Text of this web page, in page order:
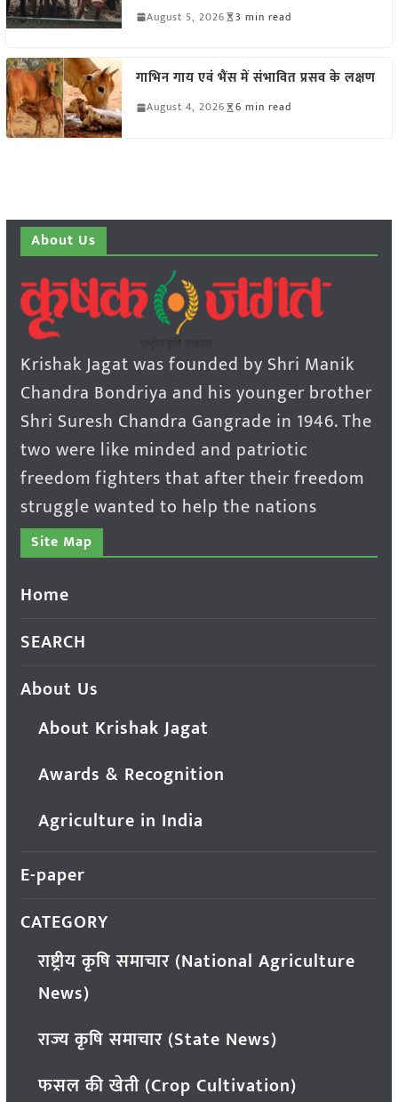
August 5, 2026 3 min read
गाभिन गाय एवं भैंस में संभावित प्रसव के लक्षण
August 4, 2026 6 min read
About Us
Krishak Jagat was founded by Shri Manik
Chandra Bondriya and his younger brother
Shri Suresh Chandra Gangrade in 1946. The
two were like minded and patriotic
freedom fighters that after their freedom
struggle wanted to help the nations
Site Map
Home
SEARCH
About Us
About Krishak Jagat
Awards & Recognition
Agriculture in India
E-paper
CATEGORY
राष्ट्रीय कृषि समाचार (National Agriculture
News)
राज्य कृषि समाचार (State News)
फसल की खेती (Crop Cultivation)